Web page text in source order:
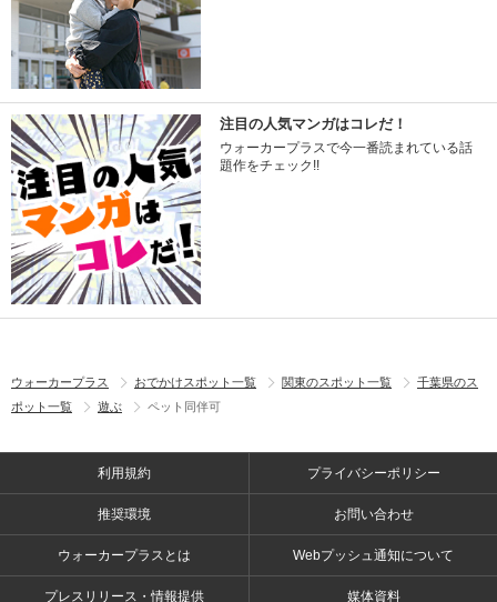
注目の人気マンガはコレだ！
ウォーカープラスで今一番読まれている話
題作をチェック!!
ウォーカープラス おでかけスポット一覧 関東のスポット一覧
千葉県のス
ポット一覧
遊ぶ ペット同伴可
利用規約 プライバシーポリシー
推奨環境 お問い合わせ
ウォーカープラスとは Webプッシュ通知について
プレスリリース・情報提供 媒体資料